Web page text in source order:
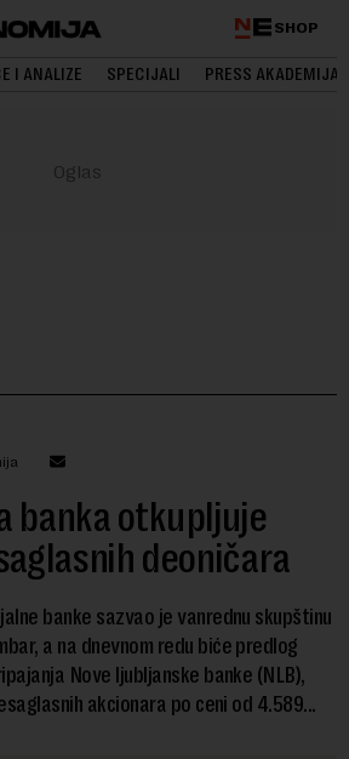
SHOP
I ANALIZE SPECIJALI PRESS AKADEMIJA
banka otkupljuje
deoničara
banke sazvao je vanrednu skupštinu
a na dnevnom redu biće predlog
Nove ljubljanske banke (NLB),
akcionara po ceni od 4.589...